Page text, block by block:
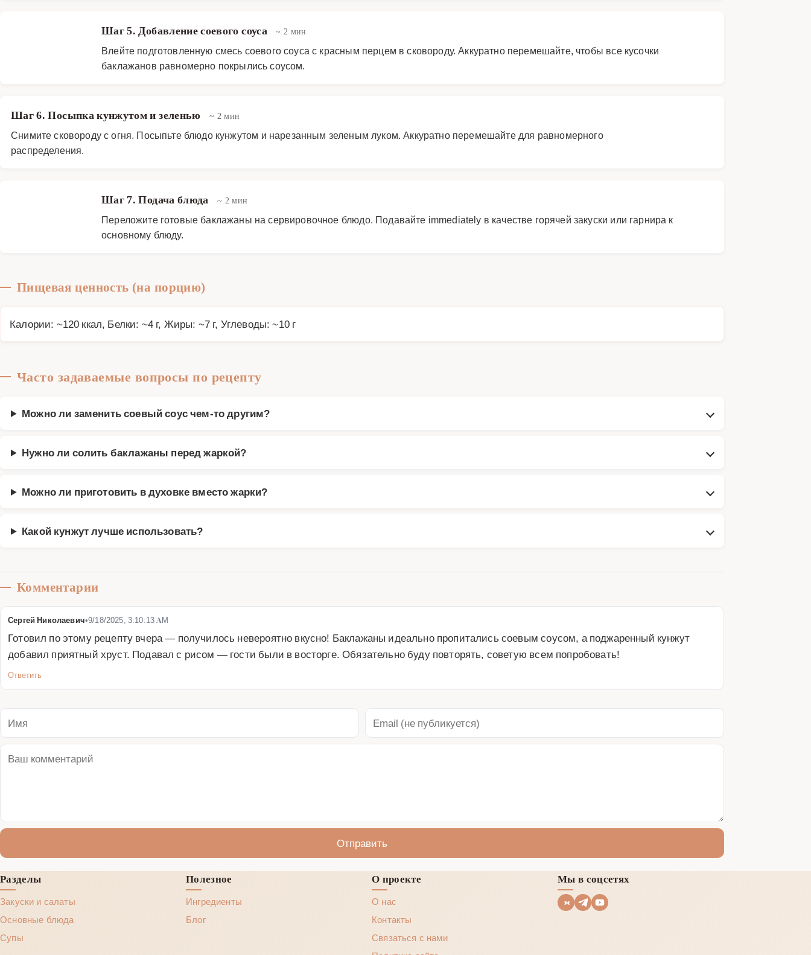
Шаг 5. Добавление соевого соуса ~ 2 мин
Влейте подготовленную смесь соевого соуса с красным перцем в сковороду. Аккуратно перемешайте, чтобы все кусочки
баклажанов равномерно покрылись соусом.
Шаг 6. Посыпка кунжутом и зеленью ~ 2 мин
Снимите сковороду с огня. Посыпьте блюдо кунжутом и нарезанным зеленым луком. Аккуратно перемешайте для равномерного
распределения.
Шаг 7. Подача блюда ~ 2 мин
Переложите готовые баклажаны на сервировочное блюдо. Подавайте immediately в качестве горячей закуски или гарнира к
основному блюду.
Пищевая ценность (на порцию)
Калории: ~120 ккал, Белки: ~4 г, Жиры: ~7 г, Углеводы: ~10 г
Часто задаваемые вопросы по рецепту
Можно ли заменить соевый соус чем-то другим?
Нужно ли солить баклажаны перед жаркой?
Можно ли приготовить в духовке вместо жарки?
Какой кунжут лучше использовать?
Комментарии
Сергей Николаевич•9/18/2025, 3:10:13 AM
Готовил по этому рецепту вчера — получилось невероятно вкусно! Баклажаны идеально пропитались соевым соусом, а поджаренный кунжут
добавил приятный хруст. Подавал с рисом — гости были в восторге. Обязательно буду повторять, советую всем попробовать!
Ответить
Отправить
Разделы
Закуски и салаты
Основные блюда
Супы
Полезное
Ингредиенты
Блог
О проекте
О нас
Контакты
Связаться с нами
Мы в соцсетях